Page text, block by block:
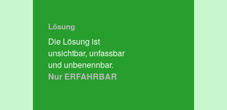
Lösung
Die Lösung ist
unsichtbar, unfassbar
und unbenennbar.
Nur ERFAHRBAR